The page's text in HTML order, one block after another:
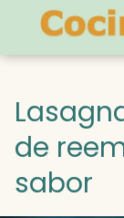
de
sabor